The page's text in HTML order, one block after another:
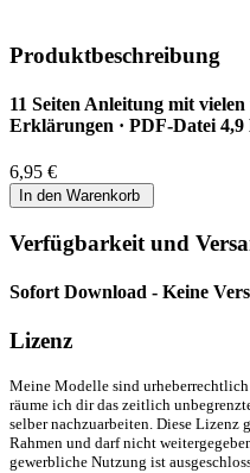
Produktbeschreibung
11 Seiten Anleitung mit
Erklärungen · PDF-Datei
6,95 €
Verfügbarkeit und
Sofort Download - Keine
Lizenz
Meine Modelle sind
räume ich dir das zeitlich
selber nachzuarbeiten. Diese Lizenz
Rahmen und darf nicht
gewerbliche Nutzung ist